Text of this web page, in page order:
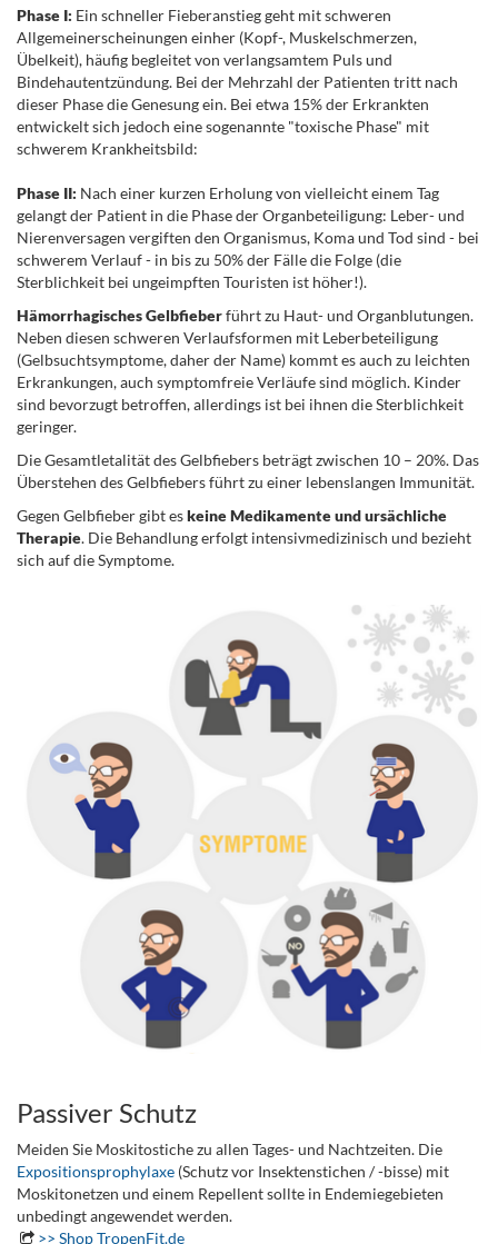
Phase I: Ein schneller Fieberanstieg geht mit schweren
Allgemeinerscheinungen einher (Kopf-, Muskelschmerzen,
Übelkeit), häufig begleitet von verlangsamtem Puls und
Bindehautentzündung. Bei der Mehrzahl der Patienten tritt nach
dieser Phase die Genesung ein. Bei etwa 15% der Erkrankten
entwickelt sich jedoch eine sogenannte "toxische Phase" mit
schwerem Krankheitsbild:
Phase II: Nach einer kurzen Erholung von vielleicht einem Tag
gelangt der Patient in die Phase der Organbeteiligung: Leber- und
Nierenversagen vergiften den Organismus, Koma und Tod sind - bei
schwerem Verlauf - in bis zu 50% der Fälle die Folge (die
Sterblichkeit bei ungeimpften Touristen ist höher!).
Hämorrhagisches Gelbfieberführt zu Haut- und Organblutungen.
Neben diesen schweren Verlaufsformen mit Leberbeteiligung
(Gelbsuchtsymptome, daher der Name) kommt es auch zu leichten
Erkrankungen, auch symptomfreie Verläufe sind möglich. Kinder
sind bevorzugt betroffen, allerdings ist bei ihnen die Sterblichkeit
geringer.
Die Gesamtletalität des Gelbfiebers beträgt zwischen 10 – 20%. Das
Überstehen des Gelbfiebers führt zu einer lebenslangen Immunität.
Gegen Gelbfieber gibt eskeine Medikamente und ursächliche
Therapie. Die Behandlung erfolgt intensivmedizinisch und bezieht
sich auf die Symptome.
Passiver Schutz
Meiden Sie Moskitostiche zu allen Tages- und Nachtzeiten. Die
Expositionsprophylaxe (Schutz vor Insektenstichen / -bisse) mit
Moskitonetzen und einem Repellent sollte in Endemiegebieten
unbedingt angewendet werden.
>> Shop TropenFit.de